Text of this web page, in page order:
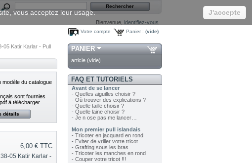
Bienvenue, identifiez-vous
Panier : (vide)
Votre compte
05 Katir Karlar - Pull
modèle du catalogue
sont fournies
à télécharger
détails
6,00 €TTC
38-05 Katir Karlar -
PANIER
article (vide)
FAQ ET TUTORIELS
Avant de se lancer
- Quelles aiguilles choisir ?
- Où trouver des explications ?
- Quelle taille choisir ?
- Quelle laine choisir ?
- Je n ose pas me lancer…
Mon premier pull islandais
- Tricoter en jacquard en rond
- Eviter de vriller votre tricot
- Grafting sous les bras
- Tricoter les manches en rond
- Couper votre tricot !!!
vous acceptez leur usage. J'accepte